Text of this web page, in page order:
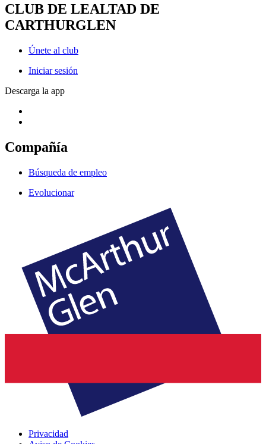
CLUB DE LEALTAD DE
CARTHURGLEN
Únete al club
Iniciar sesión
Descarga la app
Compañía
Búsqueda de empleo
Evolucionar
Privacidad